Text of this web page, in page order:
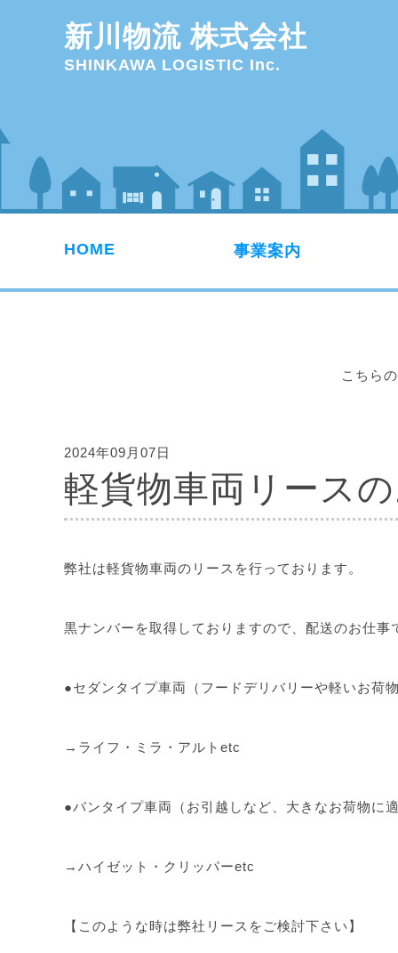
新川物流 株式会社
SHINKAWA LOGISTIC Inc.
HOME 事業案内
こちら
2024年09月07日
軽貨物車両リース
弊社は軽貨物車両のリースを行っております。
黒ナンバーを取得しておりますので、配送のお仕事
●セダンタイプ車両（フードデリバリーや軽いお荷
→ライフ・ミラ・アルトetc
●バンタイプ車両（お引越しなど、大きなお荷物に適
→ハイゼット・クリッパーetc
【このような時は弊社リースをご検討下さい】